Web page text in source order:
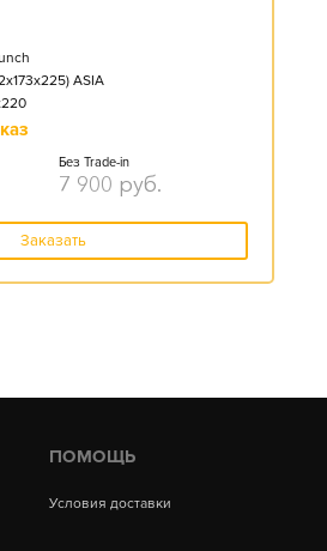
ASIA
Без Trade-in
7 900 руб.
Заказать
ПОМОЩЬ
Условия доставки